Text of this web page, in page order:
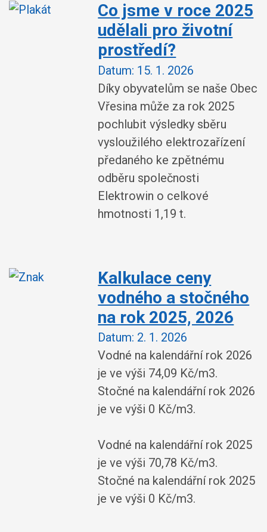
Co jsme v roce 2025
udělali pro životní
prostředí?
Datum: 15. 1. 2026
Díky obyvatelům se naše Obec
Vřesina může za rok 2025
pochlubit výsledky sběru
vysloužilého elektrozařízení
předaného ke zpětnému
odběru společnosti
Elektrowin o celkové
hmotnosti 1,19 t.
Kalkulace ceny
vodného a stočného
na rok 2025, 2026
Datum: 2. 1. 2026
Vodné na kalendářní rok 2026
je ve výši 74,09 Kč/m3.
Stočné na kalendářní rok 2026
je ve výši 0 Kč/m3.
Vodné na kalendářní rok 2025
je ve výši 70,78 Kč/m3.
Stočné na kalendářní rok 2025
je ve výši 0 Kč/m3.